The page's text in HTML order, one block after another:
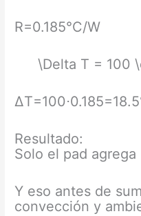
R=0.185°C/W
\Delta T = 100
Resultado:
Solo el pad agrega
Y eso antes de
convección y